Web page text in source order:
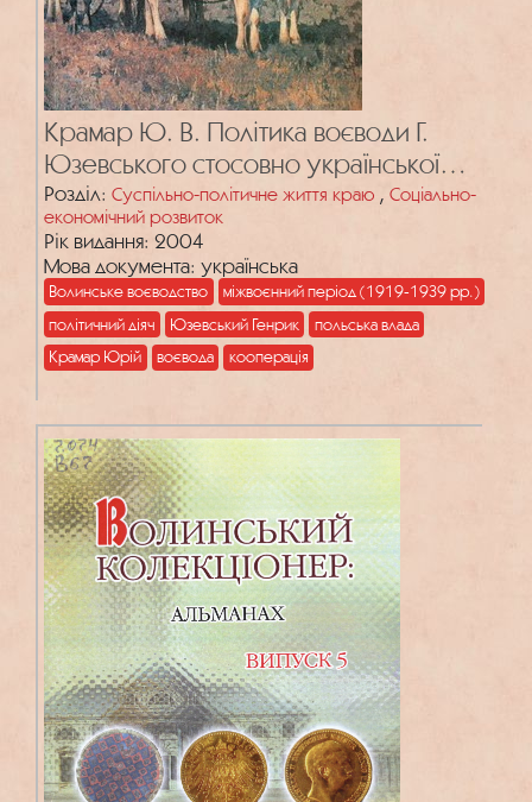
Крамар Ю. В. Політика воєводи Г.
Юзевського стосовно української
кооперації на Волині у міжвоєнний
період
Розділ: Суспільно-політичне життя краю , Соціально-
економічний розвиток
Рік видання: 2004
Мова документа: українська
Волинське воєводство
міжвоєнний період (1919-1939 рр.)
політичний діяч
Юзевський Генрик
польська влада
Крамар Юрій
воєвода кооперація